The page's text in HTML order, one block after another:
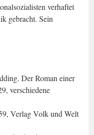
verhaftet
gebracht. Sein
Der Roman einer
verschiedene
Verlag Volk und Welt